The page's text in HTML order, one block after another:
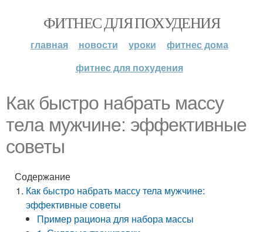
ФИТНЕС ДЛЯ ПОХУДЕНИЯ
главная новости уроки
фитнес дома
фитнес для похудения
Как быстро набрать массу
тела мужчине: эффективные
советы
Содержание
Как быстро набрать массу тела мужчине:
эффективные советы
Пример рациона для набора массы